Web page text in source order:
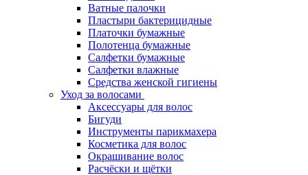
Ватные палочки
Пластыри бактерицидные
Платочки бумажные
Полотенца бумажные
Салфетки бумажные
Салфетки влажные
Средства женской гигиены
Уход за волосами
Аксессуары для волос
Бигуди
Инструменты парикмахера
Косметика для волос
Окрашивание волос
Расчёски и щётки